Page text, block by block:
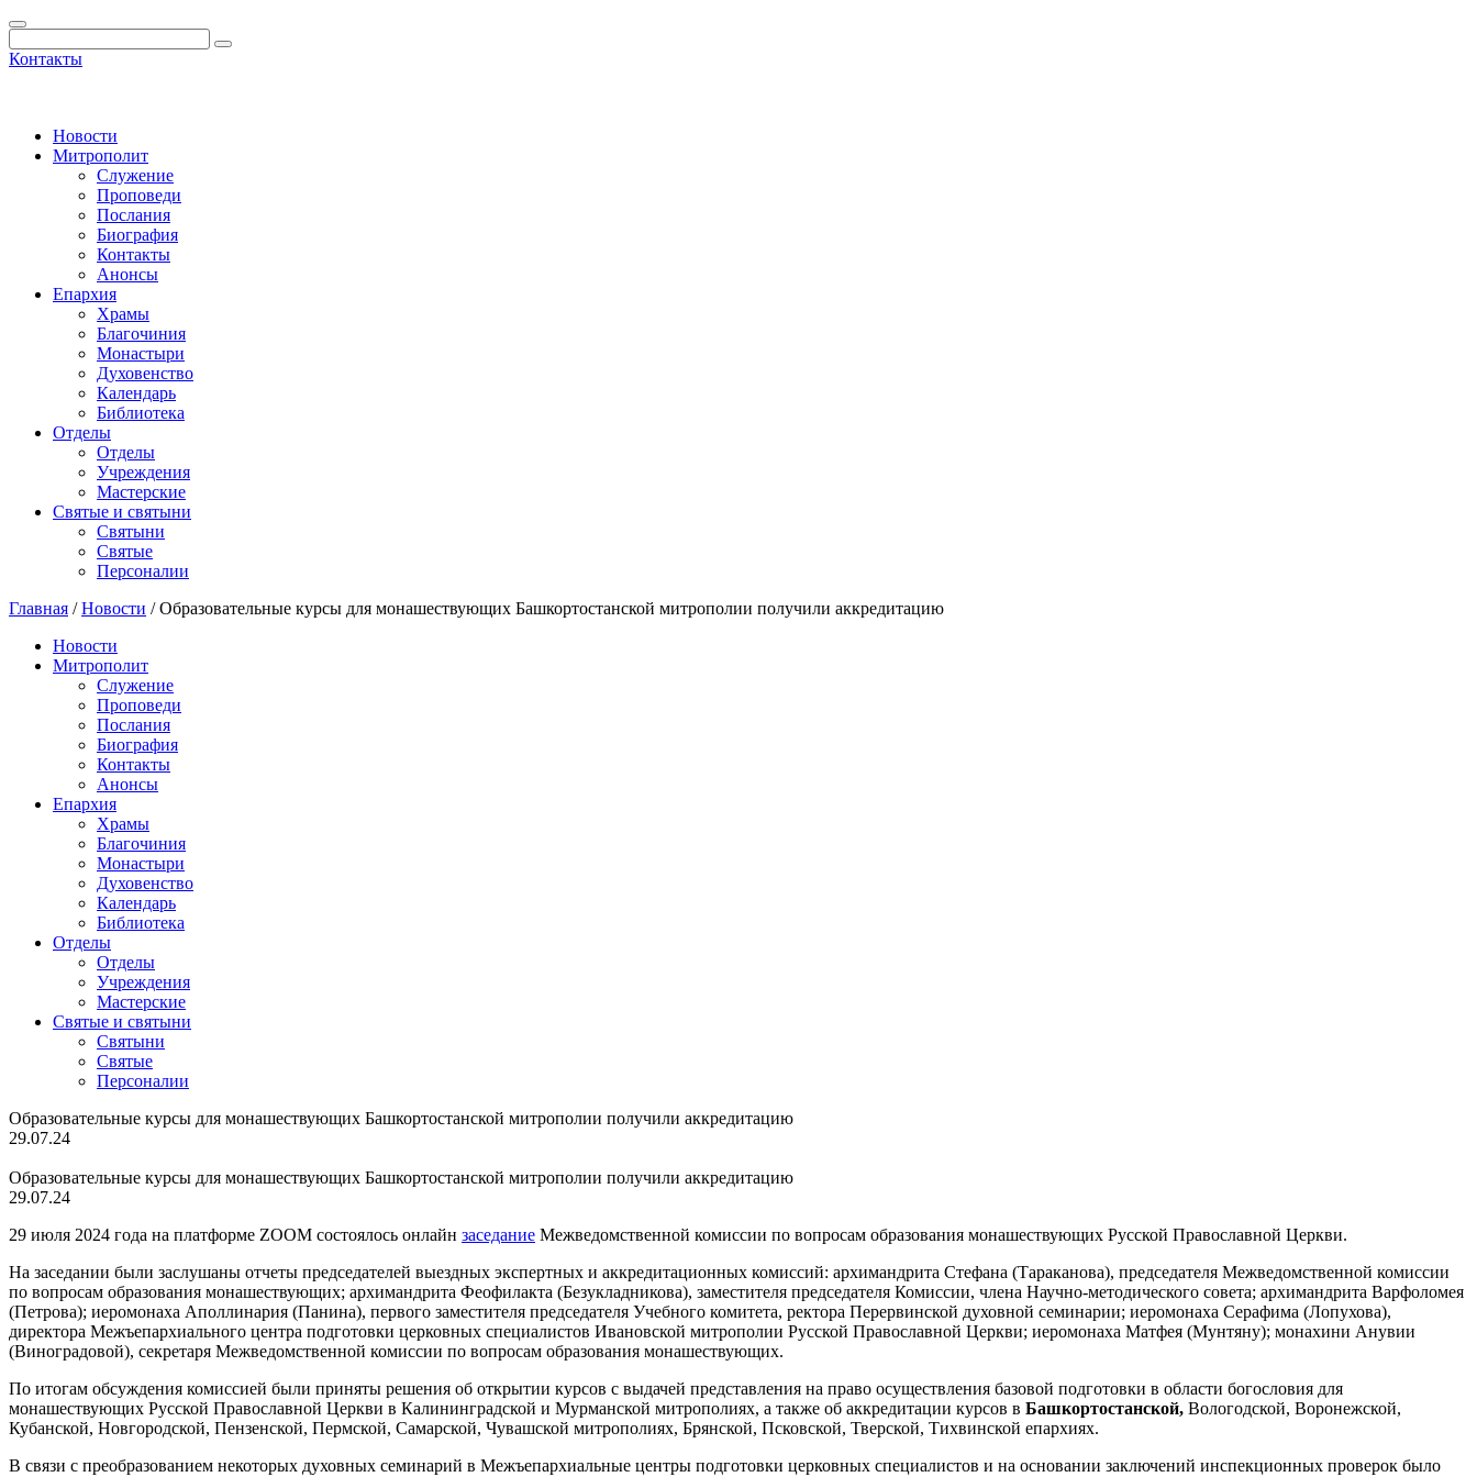
Контакты
Новости
Митрополит
Служение
Проповеди
Послания
Биография
Контакты
Анонсы
Епархия
Храмы
Благочиния
Монастыри
Духовенство
Календарь
Библиотека
Отделы
Отделы
Учреждения
Мастерские
Святые и святыни
Cвятыни
Cвятые
Персоналии
Главная /Новости /Образовательные курсы для монашествующих Башкортостанской митрополии получили аккредитацию
Новости
Митрополит
Служение
Проповеди
Послания
Биография
Контакты
Анонсы
Епархия
Храмы
Благочиния
Монастыри
Духовенство
Календарь
Библиотека
Отделы
Отделы
Учреждения
Мастерские
Святые и святыни
Cвятыни
Cвятые
Персоналии
Образовательные курсы для монашествующих Башкортостанской митрополии получили аккредитацию
29.07.24
Образовательные курсы для монашествующих Башкортостанской митрополии получили аккредитацию
29.07.24
29 июля 2024 года на платформе ZOOM состоялось онлайн заседание Межведомственной комиссии по вопросам образования монашествующих Русской Православной Церкви.
На заседании были заслушаны отчеты председателей выездных экспертных и аккредитационных комиссий: архимандрита Стефана (Тараканова), председателя Межведомственной комиссии
по вопросам образования монашествующих; архимандрита Феофилакта (Безукладникова), заместителя председателя Комиссии, члена Научно-методического совета; архимандрита Варфоломея
(Петрова); иеромонаха Аполлинария (Панина), первого заместителя председателя Учебного комитета, ректора Перервинской духовной семинарии; иеромонаха Серафима (Лопухова),
директора Межъепархиального центра подготовки церковных специалистов Ивановской митрополии Русской Православной Церкви; иеромонаха Матфея (Мунтяну); монахини Анувии
(Виноградовой), секретаря Межведомственной комиссии по вопросам образования монашествующих.
По итогам обсуждения комиссией были приняты решения об открытии курсов с выдачей представления на право осуществления базовой подготовки в области богословия для
монашествующих Русской Православной Церкви в Калининградской и Мурманской митрополиях, а также об аккредитации курсов в Башкортостанской, Вологодской, Воронежской,
Кубанской, Новгородской, Пензенской, Пермской, Самарской, Чувашской митрополиях, Брянской, Псковской, Тверской, Тихвинской епархиях.
В связи с преобразованием некоторых духовных семинарий в Межъепархиальные центры подготовки церковных специалистов и на основании заключений инспекционных проверок было